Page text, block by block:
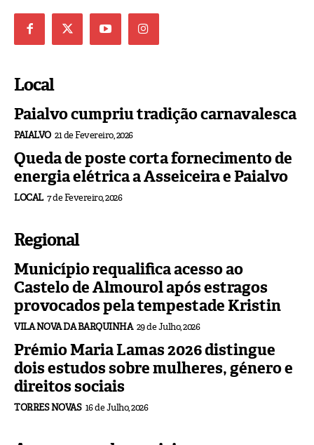
Local
Paialvo cumpriu tradição carnavalesca
PAIALVO 21 de Fevereiro, 2026
Queda de poste corta fornecimento de
energia elétrica a Asseiceira e Paialvo
LOCAL 7 de Fevereiro, 2026
Regional
Município requalifica acesso ao
Castelo de Almourol após estragos
provocados pela tempestade Kristin
VILA NOVA DA BARQUINHA 29 de Julho, 2026
Prémio Maria Lamas 2026 distingue
dois estudos sobre mulheres, género e
direitos sociais
TORRES NOVAS 16 de Julho, 2026